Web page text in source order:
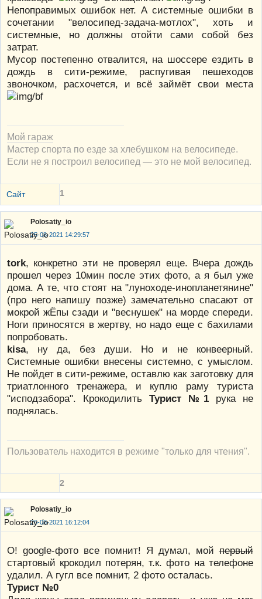
Непоправимых ошибок нет. А системные ошибки в
сочетании "велосипед-задача-мотлох", хоть и
системные, но должны отойти сами собой без
затрат.
Мусор постепенно отвалится, на шоссере ездить в
дождь в сити-режиме, распугивая пешеходов
звоночком, расхочется, и всё займёт свои места
Мой гараж
Мастер спорта по езде за хлебушком на велосипеде.
Если не я построил велосипед — это не мой велосипед.
Сайт 1
Polosatiy_io
25-08-2021 14:29:57
tork, конкретно эти не проверял еще. Вчера дождь
прошел через 10мин после этих фото, а я был уже
дома. А те, что стоят на "луноходе-инопланетянине"
(про него напишу позже) замечательно спасают от
мокрой жЁпы сзади и "веснушек" на морде спереди.
Ноги приносятся в жертву, но надо еще с бахилами
попробовать.
kisa, ну да, без души. Но и не конвеерный.
Системные ошибки внесены системно, с умыслом.
Не пойдет в сити-режиме, оставлю как заготовку для
триатлонного тренажера, и куплю раму туриста
"исподзабора". Крокодилить Турист №1рука не
поднялась.
Пользователь находится в режиме "только для чтения".
2
Polosatiy_io
26-08-2021 16:12:04
О! google-фото все помнит! Я думал, мойпервый
стартовый крокодил потерян, т.к. фото на телефоне
удалил. А гугл все помнит, 2 фото осталась.
Турист №0